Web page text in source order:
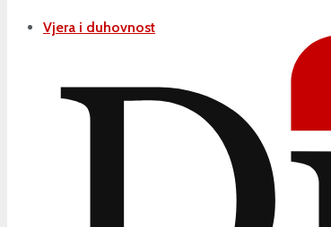
Vjera i duhovnost